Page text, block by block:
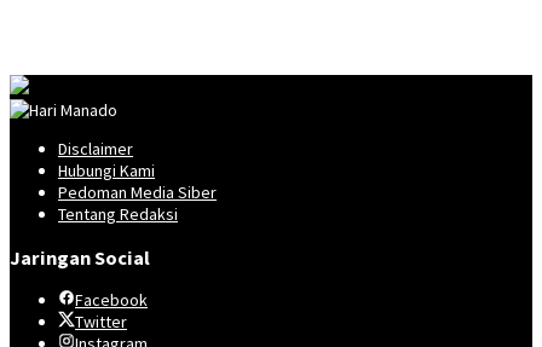
Disclaimer
Hubungi Kami
Pedoman Media Siber
Tentang Redaksi
Jaringan Social
Facebook
Twitter